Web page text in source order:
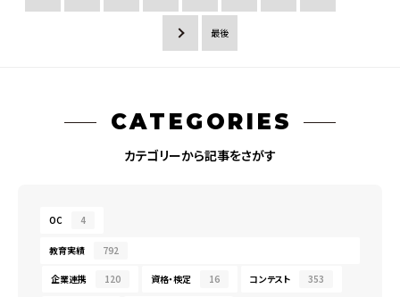
» 最後
CATEGORIES
カテゴリーから記事をさがす
OC 4
教育実績 792
企業連携 120 資格・検定 16 コンテスト 353